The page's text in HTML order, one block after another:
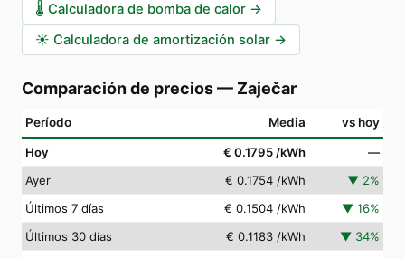
🌡️ Calculadora de bomba de calor →
☀️ Calculadora de amortización solar →
Comparación de precios— Zaječar
Período Media vs hoy
Hoy € 0.1795 /kWh
—
Ayer
€ 0.1754 /kWh ▼ 2%
Últimos 7 días
€ 0.1504 /kWh ▼ 16%
Últimos 30 días
€ 0.1183 /kWh ▼ 34%